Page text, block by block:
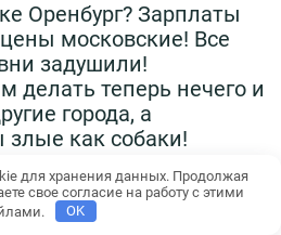
Оренбург? Зарплаты
цены московские! Все
задушили!
делать теперь нечего и
города, а
как собаки!
для хранения данных. Продолжая
свое согласие на работу с этими
OK